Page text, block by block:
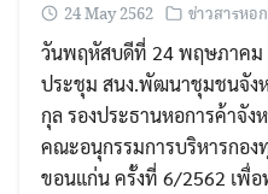
24 May 2562 ข่าวสารหอ
วันพฤหัสบดีที่ 24 พฤษภาคม
ประชุม สนง.พัฒนาชุมชนจัง
กุล รองประธานหอการค้าจัง
คณะอนุกรรมการบริหารกอ
ขอนแก่น ครั้งที่ 6/2562 เพื่อ